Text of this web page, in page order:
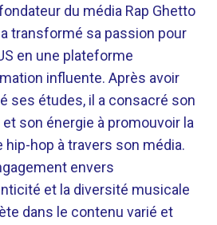
du média Rap Ghetto
transformé sa passion pour
en une plateforme
influente. Après avoir
ses études, il a consacré son
son énergie à promouvoir la
hip-hop à travers son média.
envers
et la diversité musicale
dans le contenu varié et